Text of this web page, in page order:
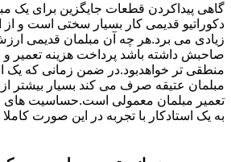
گاهی پیداکردن قطعات جایگزین برای یک
دکوراتیو قدیمی کار بسیار سختی است و
زیادی می برد.هر چه آن مبلمان قدیمی
صاحبش داشته باشد پرداخت هزینه تعمیر و
منطقی تر خواهدبود.در ضمن زمانی که یک
مبلمان عتیقه صرف می کند بسیار بیشتر از
تعمیر مبلمان معمولی است.حساسیت های
به یک استادکار با تجربه در این صورت